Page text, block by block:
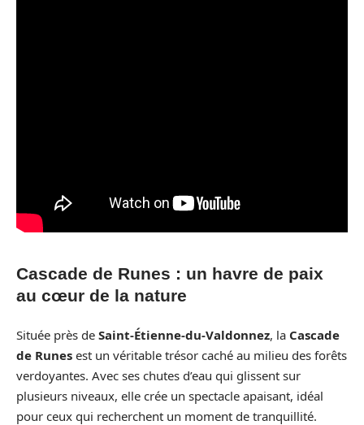
Cascade de Runes : un havre de paix
au cœur de la nature
Située près de Saint-Étienne-du-Valdonnez, la Cascade
de Runes est un véritable trésor caché au milieu des forêts
verdoyantes. Avec ses chutes d’eau qui glissent sur
plusieurs niveaux, elle crée un spectacle apaisant, idéal
pour ceux qui recherchent un moment de tranquillité.